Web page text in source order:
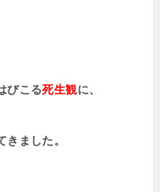
びこる死生観に、
きました。